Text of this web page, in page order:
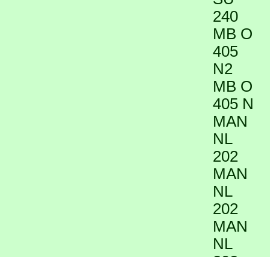
240
MB O
405
N2
MB O
405 N
MAN
NL
202
MAN
NL
202
MAN
NL